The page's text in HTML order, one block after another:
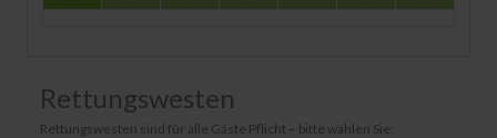
Rettungswesten
Rettungswesten sind für alle Gäste Pflicht – bitte wählen Sie: